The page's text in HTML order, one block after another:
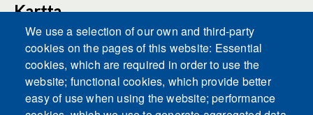
Kartta
This content is blocked because Embeds
cookies have not been accepted.
We use a selection of our own and third-party
cookies on the pages of this website: Essential
cookies, which are required in order to use the
website; functional cookies, which provide better
easy of use when using the website; performance